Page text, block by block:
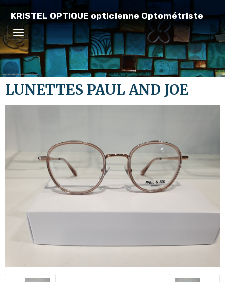
KRISTEL OPTIQUE opticienne Optométriste
LUNETTES PAUL AND JOE